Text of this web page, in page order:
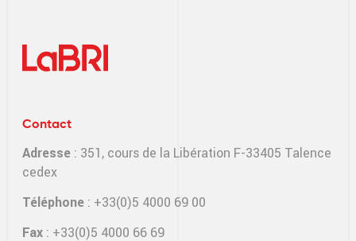
Contact
Adresse : 351, cours de la Libération F-33405 Talence
cedex
Téléphone : +33(0)5 4000 69 00
Fax : +33(0)5 4000 66 69